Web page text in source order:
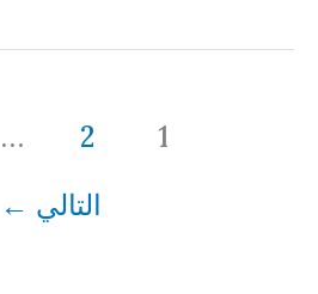
الصباحية
1
2
…
التالي ←